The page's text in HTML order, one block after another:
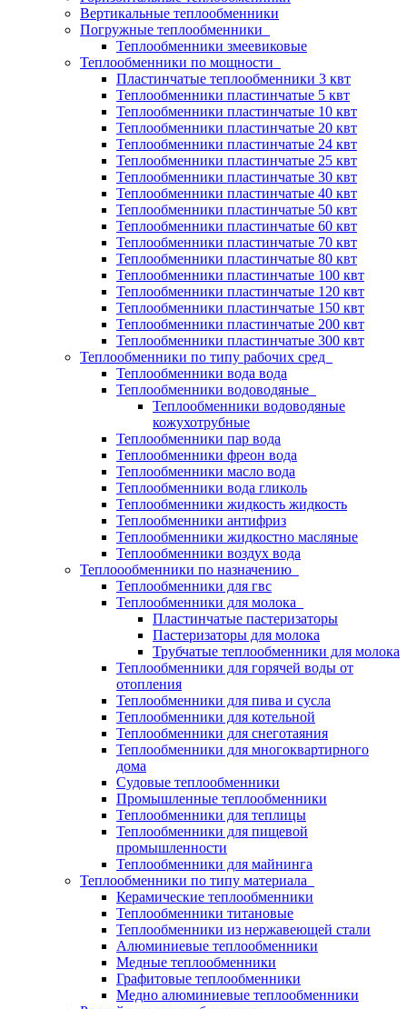
Вертикальные теплообменники
Погружные теплообменники
Теплообменники змеевиковые
Теплообменники по мощности
Пластинчатые теплообменники 3 квт
Теплообменники пластинчатые 5 квт
Теплообменники пластинчатые 10 квт
Теплообменники пластинчатые 20 квт
Теплообменники пластинчатые 24 квт
Теплообменники пластинчатые 25 квт
Теплообменники пластинчатые 30 квт
Теплообменники пластинчатые 40 квт
Теплообменники пластинчатые 50 квт
Теплообменники пластинчатые 60 квт
Теплообменники пластинчатые 70 квт
Теплообменники пластинчатые 80 квт
Теплообменники пластинчатые 100 квт
Теплообменники пластинчатые 120 квт
Теплообменники пластинчатые 150 квт
Теплообменники пластинчатые 200 квт
Теплообменники пластинчатые 300 квт
Теплообменники по типу рабочих сред
Теплообменники вода вода
Теплообменники водоводяные
Теплообменники водоводяные
кожухотрубные
Теплообменники пар вода
Теплообменники фреон вода
Теплообменники масло вода
Теплообменники вода гликоль
Теплообменники жидкость жидкость
Теплообменники антифриз
Теплообменники жидкостно масляные
Теплообменники воздух вода
Теплоообменники по назначению
Теплообменники для гвс
Теплообменники для молока
Пластинчатые пастеризаторы
Пастеризаторы для молока
Трубчатые теплообменники для молока
Теплообменники для горячей воды от
отопления
Теплообменники для пива и сусла
Теплообменники для котельной
Теплообменники для снеготаяния
Теплообменники для многоквартирного
дома
Судовые теплообменники
Промышленные теплообменники
Теплообменники для теплицы
Теплообменники для пищевой
промышленности
Теплообменники для майнинга
Теплообменники по типу материала
Керамические теплообменники
Теплообменники титановые
Теплообменники из нержавеющей стали
Алюминиевые теплообменники
Медные теплообменники
Графитовые теплообменники
Медно алюминиевые теплообменники